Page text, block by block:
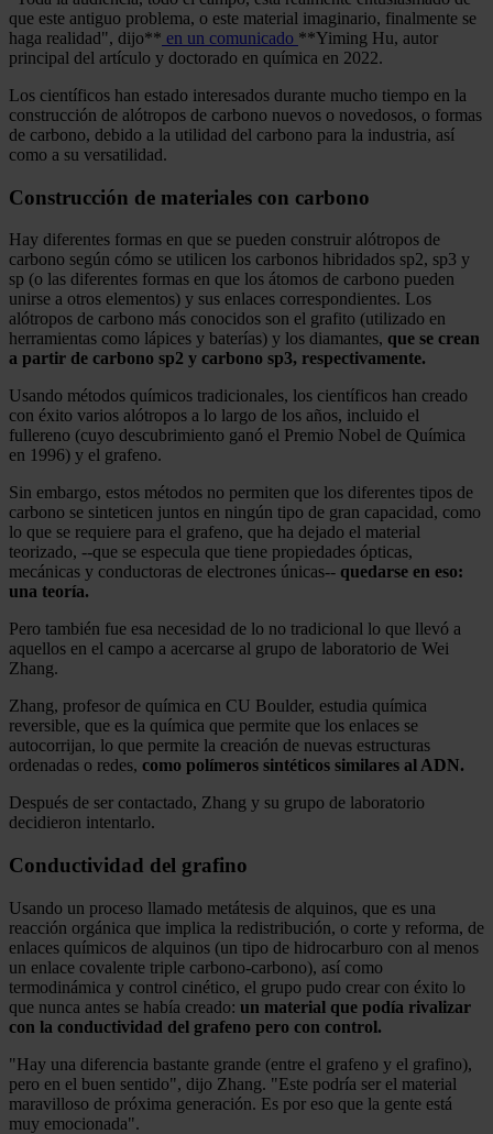
que este antiguo problema, o este material imaginario, finalmente se
haga realidad", dijo** en un comunicado **Yiming Hu, autor
principal del artículo y doctorado en química en 2022.
Los científicos han estado interesados durante mucho tiempo en la
construcción de alótropos de carbono nuevos o novedosos, o formas
de carbono, debido a la utilidad del carbono para la industria, así
como a su versatilidad.
Construcción de materiales con carbono
Hay diferentes formas en que se pueden construir alótropos de
carbono según cómo se utilicen los carbonos hibridados sp2, sp3 y
sp (o las diferentes formas en que los átomos de carbono pueden
unirse a otros elementos) y sus enlaces correspondientes. Los
alótropos de carbono más conocidos son el grafito (utilizado en
herramientas como lápices y baterías) y los diamantes, que se crean
a partir de carbono sp2 y carbono sp3, respectivamente.
Usando métodos químicos tradicionales, los científicos han creado
con éxito varios alótropos a lo largo de los años, incluido el
fullereno (cuyo descubrimiento ganó el Premio Nobel de Química
en 1996) y el grafeno.
Sin embargo, estos métodos no permiten que los diferentes tipos de
carbono se sinteticen juntos en ningún tipo de gran capacidad, como
lo que se requiere para el grafeno, que ha dejado el material
teorizado, --que se especula que tiene propiedades ópticas,
mecánicas y conductoras de electrones únicas-- quedarse en eso:
una teoría.
Pero también fue esa necesidad de lo no tradicional lo que llevó a
aquellos en el campo a acercarse al grupo de laboratorio de Wei
Zhang.
Zhang, profesor de química en CU Boulder, estudia química
reversible, que es la química que permite que los enlaces se
autocorrijan, lo que permite la creación de nuevas estructuras
ordenadas o redes, como polímeros sintéticos similares al ADN.
Después de ser contactado, Zhang y su grupo de laboratorio
decidieron intentarlo.
Conductividad del grafino
Usando un proceso llamado metátesis de alquinos, que es una
reacción orgánica que implica la redistribución, o corte y reforma, de
enlaces químicos de alquinos (un tipo de hidrocarburo con al menos
un enlace covalente triple carbono-carbono), así como
termodinámica y control cinético, el grupo pudo crear con éxito lo
que nunca antes se había creado: un material que podía rivalizar
con la conductividad del grafeno pero con control.
"Hay una diferencia bastante grande (entre el grafeno y el grafino),
pero en el buen sentido", dijo Zhang. "Este podría ser el material
maravilloso de próxima generación. Es por eso que la gente está
muy emocionada".